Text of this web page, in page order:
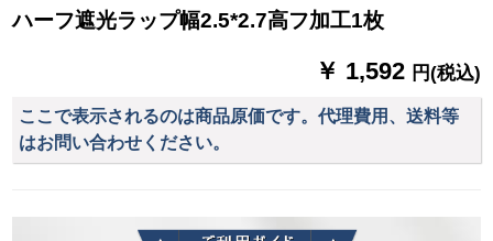
ダクト
ハーフ遮光ラップ幅2.5*2.7高フ加工1枚
￥ 1,592 円(税込)
ここで表示されるのは商品原価です。代理費用、送料等
はお問い合わせください。